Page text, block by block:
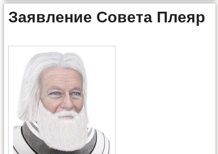
Заявление Совета Плеяр